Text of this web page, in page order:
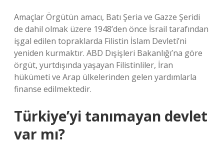
Amaçlar Örgütün amacı, Batı Şeria ve Gazze Şeridi
de dahil olmak üzere 1948’den önce İsrail tarafından
işgal edilen topraklarda Filistin İslam Devleti’ni
yeniden kurmaktır. ABD Dışişleri Bakanlığı’na göre
örgüt, yurtdışında yaşayan Filistinliler, İran
hükümeti ve Arap ülkelerinden gelen yardımlarla
finanse edilmektedir.
Türkiye’yi tanımayan devlet
var mı?